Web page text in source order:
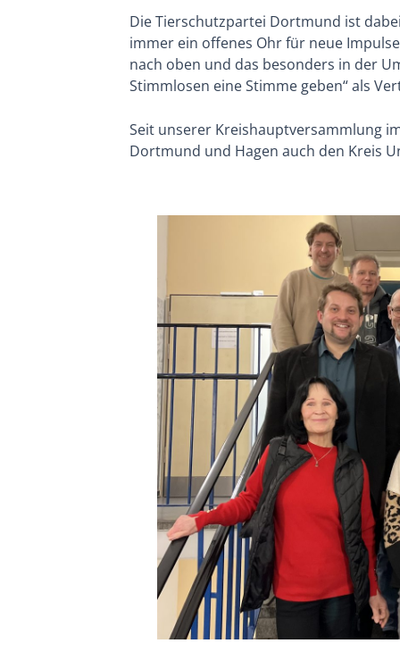
Die Tierschutzpartei Dortmund ist
immer ein offenes Ohr für neue
nach oben und das besonders in der
Stimmlosen eine Stimme geben“ als
Seit unserer Kreishauptversammlung
Dortmund und Hagen auch den Kreis